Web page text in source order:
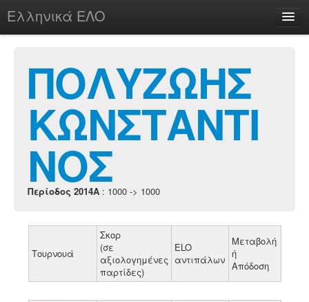
Ελληνικά ΕΛΟ
chesstu.be @ discord
Login
ΠΟΛΥΖΩΗΣ
ΚΩΝΣΤΑΝΤΙ
ΝΟΣ
Περίοδος 2014A : 1000 -> 1000
Τουρνουά
Σκορ
(σε
αξιολογημένες
παρτίδες)
ELO
αντιπάλων
Μεταβολή
ή
Απόδοση